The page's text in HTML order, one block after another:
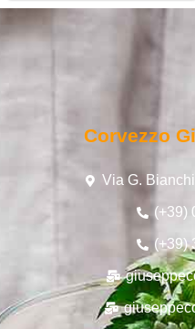
Corvezzo
Via G.
(+39)
(+39)